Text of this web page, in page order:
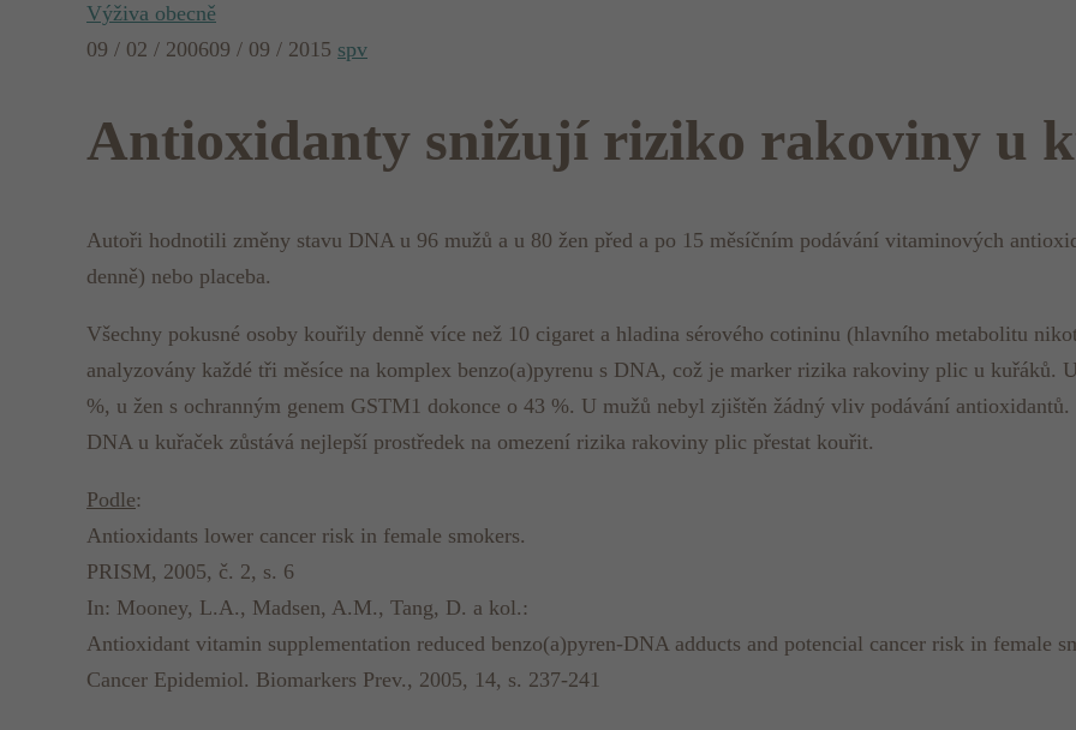
Výživa obecně
09 / 02 / 200609 / 09 / 2015 spv
Antioxidanty snižují riziko rakoviny u
Autoři hodnotili změny stavu DNA u 96 mužů a u 80 žen před a po 15 měsíčním podávání vitaminových
denně) nebo placeba.
Všechny pokusné osoby kouřily denně více než 10 cigaret a hladina sérového cotininu (hlavního metabolitu
analyzovány každé tři měsíce na komplex benzo(a)pyrenu s DNA, což je marker rizika rakoviny plic u kuřáků.
%, u žen s ochranným genem GSTM1 dokonce o 43 %. U mužů nebyl zjištěn žádný vliv podávání
DNA u kuřaček zůstává nejlepší prostředek na omezení rizika rakoviny plic přestat kouřit.
Podle:
Antioxidants lower cancer risk in female smokers.
PRISM, 2005, č. 2, s. 6
In: Mooney, L.A., Madsen, A.M., Tang, D. a kol.:
Antioxidant vitamin supplementation reduced benzo(a)pyren-DNA adducts and potencial cancer risk in female
Cancer Epidemiol. Biomarkers Prev., 2005, 14, s. 237-241